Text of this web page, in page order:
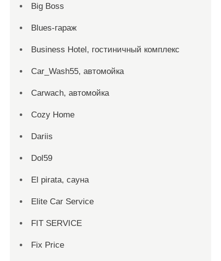
Big Boss
Blues-гараж
Business Hotel, гостиничный комплекс
Car_Wash55, автомойка
Carwach, автомойка
Cozy Home
Dariis
Dol59
El pirata, сауна
Elite Car Service
FIT SERVICE
Fix Price